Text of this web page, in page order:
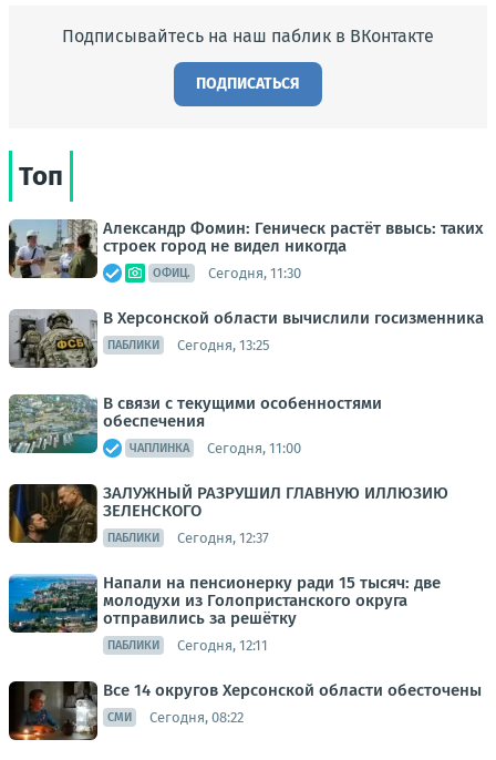
Подписывайтесь на наш паблик в ВКонтакте
ПОДПИСАТЬСЯ
Топ
Александр Фомин: Геническ растёт ввысь: таких
строек город не видел никогда
ОФИЦ. Сегодня, 11:30
В Херсонской области вычислили госизменника
ПАБЛИКИ Сегодня, 13:25
В связи с текущими особенностями
обеспечения
ЧАПЛИНКА Сегодня, 11:00
ЗАЛУЖНЫЙ РАЗРУШИЛ ГЛАВНУЮ ИЛЛЮЗИЮ
ЗЕЛЕНСКОГО
ПАБЛИКИ Сегодня, 12:37
Напали на пенсионерку ради 15 тысяч: две
молодухи из Голопристанского округа
отправились за решётку
ПАБЛИКИ Сегодня, 12:11
Все 14 округов Херсонской области обесточены
СМИ Сегодня, 08:22